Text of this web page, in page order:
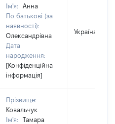
Ім'я:
Анна
По батькові (за
наявності):
Олександрівна
Дата
народження:
[Конфіденційна
інформація]
Україна
Прізвище:
Ковальчук
Ім'я:
Тамара